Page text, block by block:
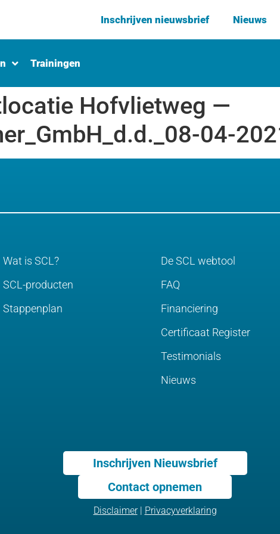
Inschrijven nieuwsbrief Nieuws
Trainingen
Hofvlietweg —
04-
Wat is SCL?
SCL-producten
Stappenplan
De SCL webtool
FAQ
Financiering
Certificaat Register
Testimonials
Nieuws
Inschrijven Nieuwsbrief
Contact opnemen
Disclaimer| Privacyverklaring